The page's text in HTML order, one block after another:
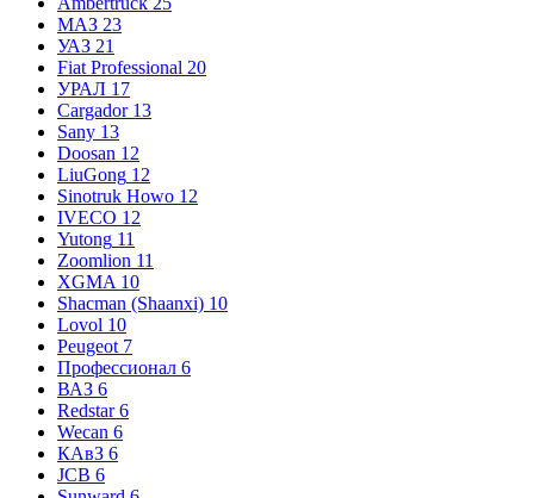
МАЗ 23
УАЗ 21
Fiat Professional 20
УРАЛ 17
Cargador 13
Sany 13
Doosan 12
LiuGong 12
Sinotruk Howo 12
IVECO 12
Yutong 11
Zoomlion 11
XGMA 10
Shacman (Shaanxi) 10
Lovol 10
Peugeot 7
Профессионал 6
ВАЗ 6
Redstar 6
Wecan 6
КАвЗ 6
JCB 6